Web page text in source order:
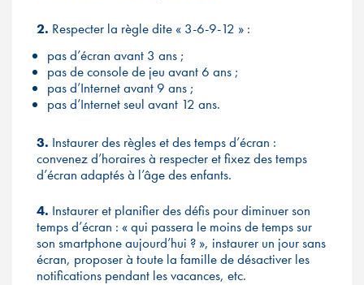
2. Respecter la règle dite « 3-6-9-12 » :
pas d’écran avant 3 ans ;
pas de console de jeu avant 6 ans ;
pas d’Internet avant 9 ans ;
pas d’Internet seul avant 12 ans.
3. Instaurer des règles et des temps d’écran :
convenez d’horaires à respecter et fixez des temps
d’écran adaptés à l’âge des enfants.
4. Instaurer et planifier des défis pour diminuer son
temps d’écran : « qui passera le moins de temps sur
son smartphone aujourd’hui ? », instaurer un jour sans
écran, proposer à toute la famille de désactiver les
notifications pendant les vacances, etc.